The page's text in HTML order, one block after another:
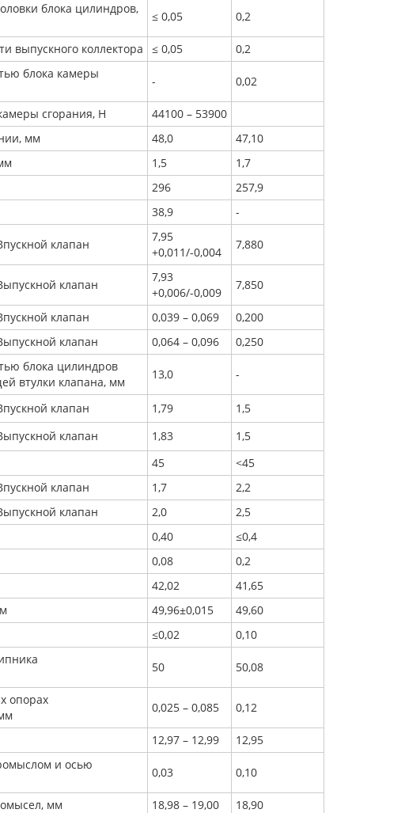
блока цилиндров,
≤ 0,05 0,2
выпускного коллектора ≤ 0,05
0,2
блока камеры
- 0,02
сгорания, Н 44100 – 53900
мм 48,0
47,10
1,5
1,7
296
257,9
38,9 -
клапан
7,95
+0,011/-0,004
7,880
клапан
7,93
+0,006/-0,009
7,850
клапан 0,039 – 0,069
0,200
клапан
0,064 – 0,096
0,250
блока цилиндров
втулки клапана, мм
13,0 -
клапан 1,79
1,5
клапан
1,83
1,5
45
<45
клапан 1,7
2,2
клапан
2,0
2,5
0,40 ≤0,4
0,08
0,2
42,02
41,65
49,96±0,015
49,60
≤0,02
0,10
50 50,08
опорах
0,025 – 0,085 0,12
12,97 – 12,99
12,95
и осью
0,03 0,10
мм 18,98 – 19,00 18,90